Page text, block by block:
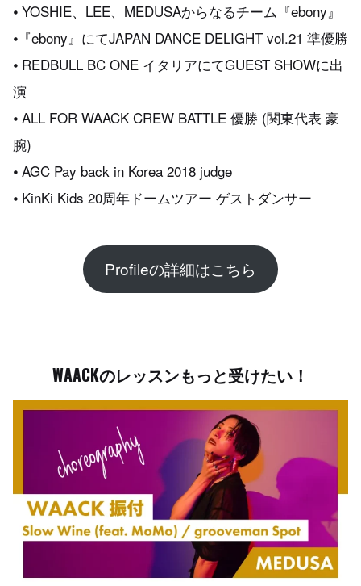
⦁ YOSHIE、LEE、MEDUSAからなるチーム『ebony』
⦁『ebony』にてJAPAN DANCE DELIGHT vol.21 準優勝
⦁ REDBULL BC ONE イタリアにてGUEST SHOWに出
演
⦁ ALL FOR WAACK CREW BATTLE 優勝 (関東代表 豪
腕)
⦁ AGC Pay back in Korea 2018 judge
⦁ KinKi Kids 20周年ドームツアー ゲストダンサー
Profileの詳細はこちら
WAACKのレッスンもっと受けたい！